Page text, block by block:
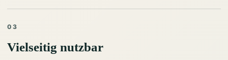
03
Vielseitig nutzbar